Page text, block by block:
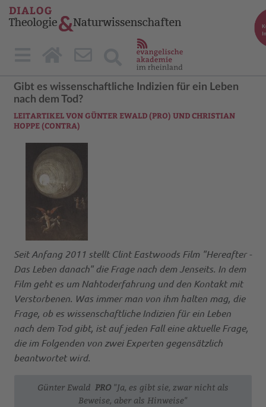
Gibt es wissenschaftliche Indizien für ein Leben
nach dem Tod?
LEITARTIKEL VON GÜNTER EWALD (PRO) UND CHRISTIAN
HOPPE (CONTRA)
Seit Anfang 2011 stellt Clint Eastwoods Film "Hereafter -
Das Leben danach" die Frage nach dem Jenseits. In dem
Film geht es um Nahtoderfahrung und den Kontakt mit
Verstorbenen. Was immer man von ihm halten mag, die
Frage, ob es wissenschaftliche Indizien für ein Leben
nach dem Tod gibt, ist auf jeden Fall eine aktuelle Frage,
die im Folgenden von zwei Experten gegensätzlich
beantwortet wird.
Günter Ewald PRO "Ja, es gibt sie, zwar nicht als
Beweise, aber als Hinweise"